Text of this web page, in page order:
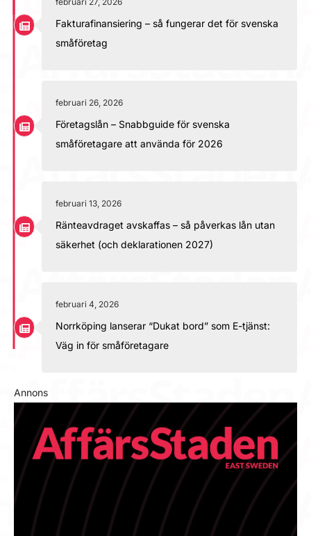
Fakturafinansiering – så fungerar det för svenska
småföretag
februari 26, 2026
Företagslån – Snabbguide för svenska
småföretagare att använda för 2026
februari 13, 2026
Ränteavdraget avskaffas – så påverkas lån utan
säkerhet (och deklarationen 2027)
februari 4, 2026
Norrköping lanserar “Dukat bord” som E-tjänst:
Väg in för småföretagare
Annons